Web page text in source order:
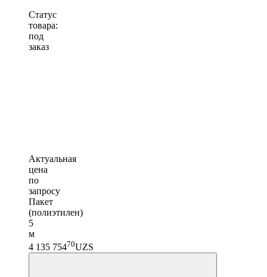
Статус
товара:
под
заказ
Актуальная
цена
по
запросу
Пакет
(полиэтилен)
5
м
4 135 75470UZS